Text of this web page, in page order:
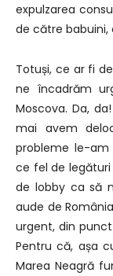
expulzarea
de către
Totuși, ce ar fi
ne încadrăm
Moscova. Da,
mai avem
probleme le-
ce fel de
de lobby ca să
aude de
urgent, din
Pentru că, așa
Marea Neagră